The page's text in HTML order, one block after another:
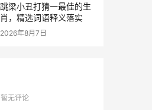
跳梁小丑打猜一最佳的生
肖，精选词语释义落实
2026年8月7日
暂无评论